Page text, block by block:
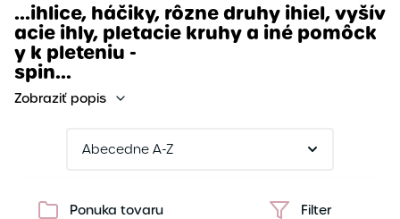
...ihlice, háčiky, rôzne druhy ihiel, vyšív
acie ihly, pletacie kruhy a iné pomôck
y k pleteniu -
spin...
Zobraziť popis
Ponuka tovaru Filter